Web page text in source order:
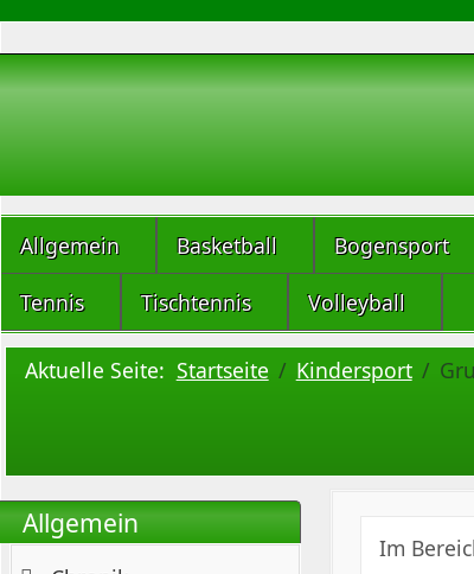
Allgemein Basketball Bogensport
Tennis
Tischtennis Volleyball
Aktuelle Seite: Startseite Kindersport
Allgemein
Im